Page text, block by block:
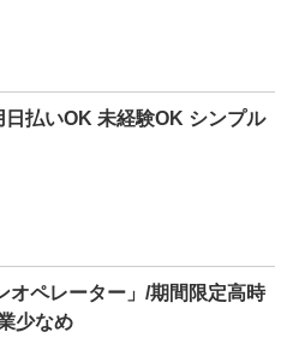
払いOK 未経験OK シンプル
オペレーター」/期間限定高時
少なめ